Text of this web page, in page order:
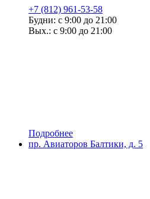
+7 (812) 961-53-58
Будни: с 9:00 до 21:00
Вых.: с 9:00 до 21:00
Подробнее
пр. Авиаторов Балтики, д. 5